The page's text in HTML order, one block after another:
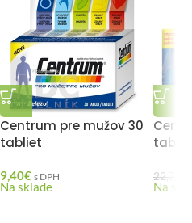
Centrum pre mužov 30
tabliet
9,40€ s DPH
Na sklade
22,74
Na